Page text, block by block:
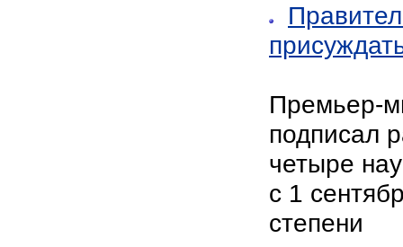
Премьер-
подписал
четыре
с 1
степени